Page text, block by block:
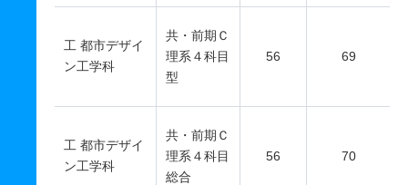
工 都市デザイ
ン工学科
共・前期Ｃ
理系４科目
型
56 69
工 都市デザイ
ン工学科
共・前期Ｃ
理系４科目
総合
56 70